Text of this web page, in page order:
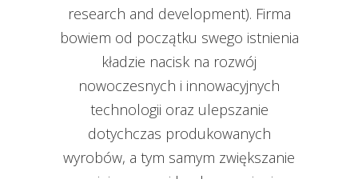
research and development). Firma
bowiem od początku swego istnienia
kładzie nacisk na rozwój
nowoczesnych i innowacyjnych
technologii oraz ulepszanie
dotychczas produkowanych
wyrobów, a tym samym zwiększanie